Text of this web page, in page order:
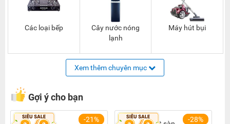
Các loại bếp
Cây nước nóng
lạnh
Máy hút bụi
Xem thêm chuyên mục
Gợi ý cho bạn
-21% -28%